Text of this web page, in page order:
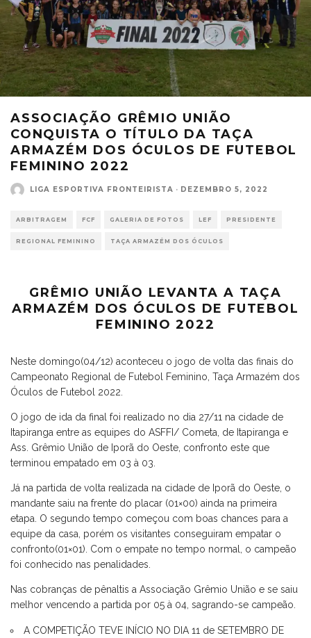
ASSOCIAÇÃO GRÊMIO UNIÃO
CONQUISTA O TÍTULO DA TAÇA
ARMAZÉM DOS ÓCULOS DE FUTEBOL
FEMININO 2022
LIGA ESPORTIVA FRONTEIRISTA · DEZEMBRO 5, 2022
ARBITRAGEM FCF GALERIA DE FOTOS LEF PRESIDENTE
REGIONAL FEMININO TAÇA ARMAZÉM DOS ÓCULOS
GRÊMIO UNIÃO LEVANTA A TAÇA
ARMAZÉM DOS ÓCULOS DE FUTEBOL
FEMININO 2022
Neste domingo(04/12) aconteceu o jogo de volta das finais do
Campeonato Regional de Futebol Feminino, Taça Armazém dos
Óculos de Futebol 2022.
O jogo de ida da final foi realizado no dia 27/11 na cidade de
Itapiranga entre as equipes do ASFFI/ Cometa, de Itapiranga e
Ass. Grêmio União de Iporã do Oeste, confronto este que
terminou empatado em 03 à 03.
Já na partida de volta realizada na cidade de Iporã do Oeste, o
mandante saiu na frente do placar (01×00) ainda na primeira
etapa. O segundo tempo começou com boas chances para a
equipe da casa, porém os visitantes conseguiram empatar o
confronto(01×01). Com o empate no tempo normal, o campeão
foi conhecido nas penalidades.
Nas cobranças de pênaltis a Associação Grêmio União e se saiu
melhor vencendo a partida por 05 à 04, sagrando-se campeão.
A COMPETIÇÃO TEVE INÍCIO NO DIA 11 de SETEMBRO DE